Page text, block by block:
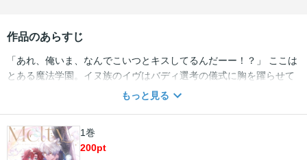
作品のあらすじ
「あれ、俺いま、なんでこいつとキスしてるんだーー！？」 ここは
とある魔法学園。イヌ族のイヴはバディ選考の儀式に胸を躍らせて
いた。いよいよイヴのバディ発表ーーしかし、読み上げられたその
者なんだ？）と悩みつつも仲良くなろうと歩み寄るイヴに「お前と
は話し合う気がない」と冷たく言い放つアウラ。言い方キツいし、
もっと見る
1巻
200pt